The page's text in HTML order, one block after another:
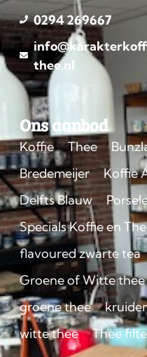
0294 269667
thee.nl
Ons aanbod
Koffie Thee
Bredemeijer
Koffie
Delfts Blauw
Specials Koffie en
flavoured zwarte tea
Groene of Witte
groene thee
witte thee
Thee